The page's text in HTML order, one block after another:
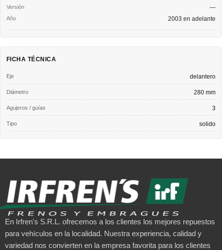
—
2003 en adelante
FICHA TÉCNICA
Eje delantero
Diámetro 280 mm
Agujeros / guías 3
Tipo solido
En Irfren's S.R.L. ofrecemos a los clientes los mejores repuestos
para vehículos en la localidad. Nuestra experiencia, calidad y
variedad nos convierten en la empresa favorita para los clientes